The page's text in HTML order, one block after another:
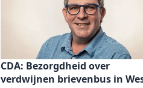
CDA: Bezorgdheid over
verdwijnen brievenbus in